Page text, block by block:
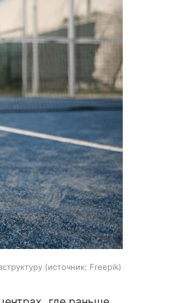
источник: Freepik